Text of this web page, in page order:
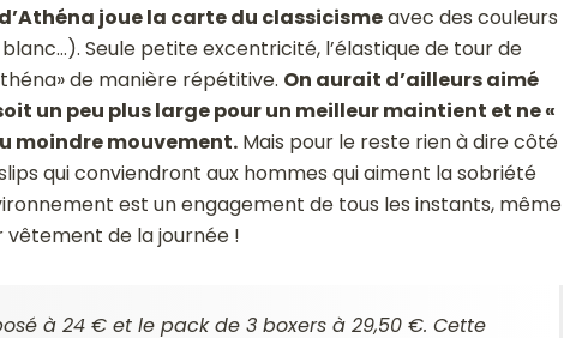
joue la carte du classicismeavec des couleurs
Seule petite excentricité, l’élastique de tour de
de manière répétitive. On aurait d’ailleurs aimé
un peu plus large pour un meilleur maintient et ne «
moindre mouvement.Mais pour le reste rien à dire côté
qui conviendront aux hommes qui aiment la sobriété
est un engagement de tous les instants, même
de la journée !
à 24 € et le pack de 3 boxers à 29,50 €. Cette